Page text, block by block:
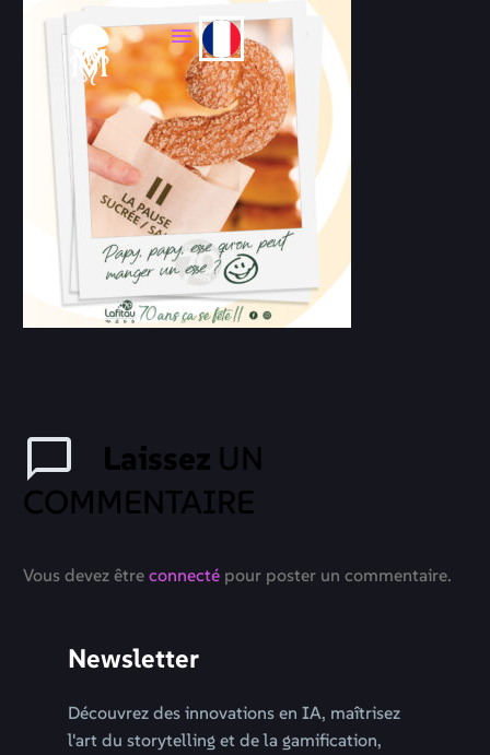
Laissez UN
COMMENTAIRE
Vous devez être connecté pour poster un commentaire.
Newsletter
Découvrez des innovations en IA, maîtrisez
l'art du storytelling et de la gamification,